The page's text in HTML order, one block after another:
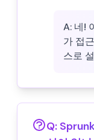
A: 네!
가 접
스로
Q: